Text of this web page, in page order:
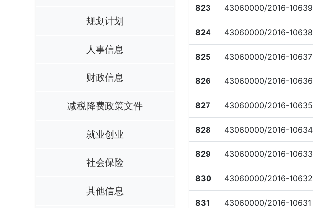
规划计划
人事信息
财政信息
减税降费政策文件
就业创业
社会保险
其他信息
823 43060000/2016-10639
824 43060000/2016-10638
825 43060000/2016-10637
826 43060000/2016-10636
827 43060000/2016-10635
828 43060000/2016-10634
829 43060000/2016-10633
830 43060000/2016-10632
831 43060000/2016-10631